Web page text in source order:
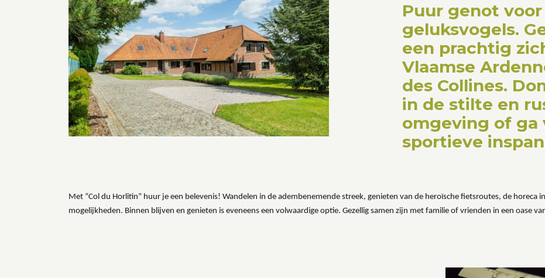
Puur genot
geluksvogels.
een prachtig
Vlaamse
des Collines.
in de stilte en
omgeving of ga
sportieve
Met “Col du Horlitin” huur je een belevenis! Wandelen in de adembenemende streek, genieten van de heroïsche fietsroutes, de horeca
mogelijkheden. Binnen blijven en genieten is eveneens een volwaardige optie. Gezellig samen zijn met familie of vrienden in een oase